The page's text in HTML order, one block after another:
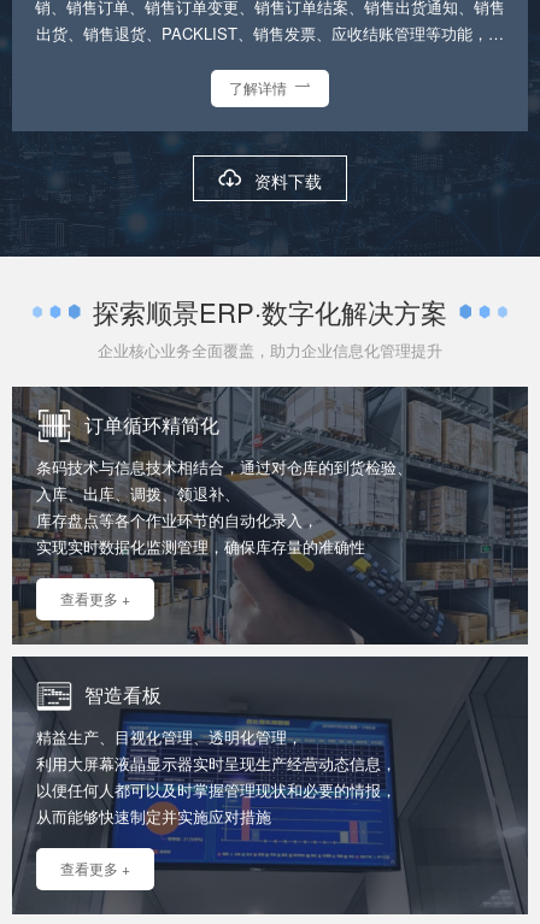
销、销售订单、销售订单变更、销售订单结案、销售出货通知、销售
出货、销售退货、PACKLIST、销售发票、应收结账管理等功能，以
了解详情 
 资料下载
探索顺景ERP·数字化解决方案
企业核心业务全面覆盖，助力企业信息化管理提升
订单循环精简化
条码技术与信息技术相结合，通过对仓库的到货检验、
入库、出库、调拨、领退补、
库存盘点等各个作业环节的自动化录入，
实现实时数据化监测管理，确保库存量的准确性
查看更多 +
智造看板
精益生产、目视化管理、透明化管理，
利用大屏幕液晶显示器实时呈现生产经营动态信息，
以便任何人都可以及时掌握管理现状和必要的情报，
从而能够快速制定并实施应对措施
查看更多 +